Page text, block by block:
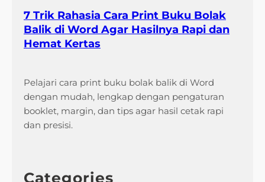
7 Trik Rahasia Cara Print Buku Bolak
Balik di Word Agar Hasilnya Rapi dan
Hemat Kertas
Pelajari cara print buku bolak balik di Word
dengan mudah, lengkap dengan pengaturan
booklet, margin, dan tips agar hasil cetak rapi
dan presisi.
Categories